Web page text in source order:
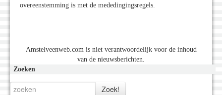
overeenstemming is met de mededingingsregels.
Amstelveenweb.com is niet verantwoordelijk voor de inhoud
van de nieuwsberichten.
Zoeken